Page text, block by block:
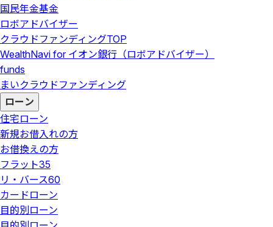
国民年金基金
ロボアドバイザー
クラウドファンディングTOP
WealthNavi for イオン銀行（ロボアドバイザー）
funds
まいクラウドファンディング
ローン
住宅ローン
新規お借入れの方
お借換えの方
フラット35
リ・バース60
カードローン
目的別ローン